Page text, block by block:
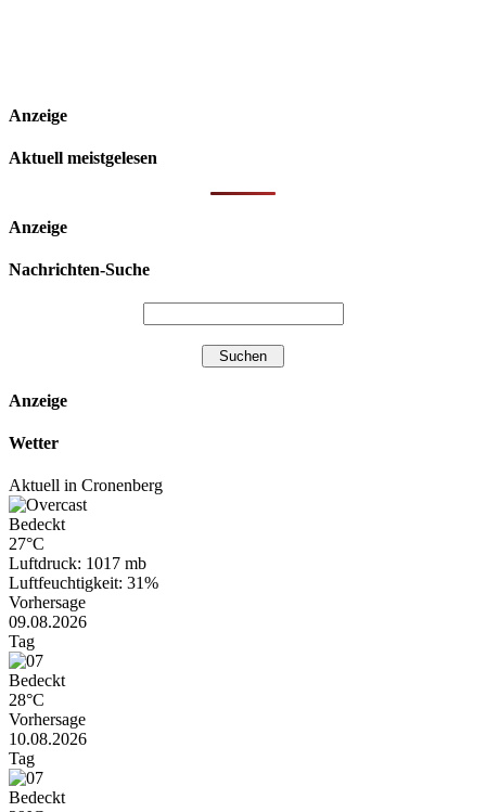
Anzeige
Aktuell meistgelesen
Anzeige
Nachrichten-Suche
Anzeige
Wetter
Aktuell in Cronenberg
Bedeckt
27°C
Luftdruck: 1017 mb
Luftfeuchtigkeit: 31%
Vorhersage
09.08.2026
Tag
Bedeckt
28°C
Vorhersage
10.08.2026
Tag
Bedeckt